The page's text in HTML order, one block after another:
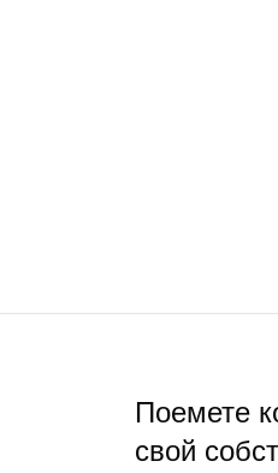
Поемете
свой